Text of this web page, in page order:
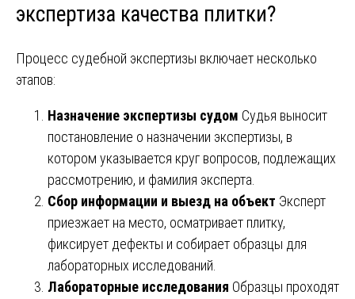
экспертиза качества плитки?
Процесс судебной экспертизы включает несколько
этапов:
Назначение экспертизы судом Судья выносит
постановление о назначении экспертизы, в
котором указывается круг вопросов, подлежащих
рассмотрению, и фамилия эксперта.
Сбор информации и выезд на объект Эксперт
приезжает на место, осматривает плитку,
фиксирует дефекты и собирает образцы для
лабораторных исследований.
Лабораторные исследования Образцы проходят